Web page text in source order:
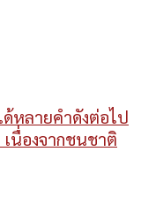
หลายคำดังต่อไป
นื่องจากชนชาติ